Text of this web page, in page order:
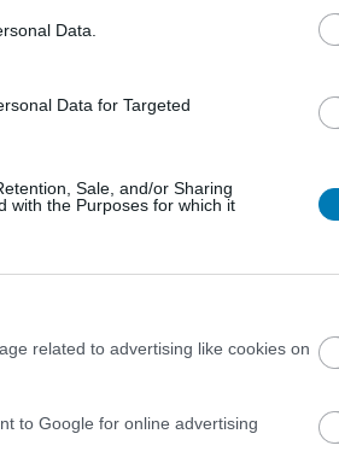
Data.
Data for Targeted
Sale, and/or Sharing
with the Purposes for which it
related to advertising like cookies on
to Google for online advertising